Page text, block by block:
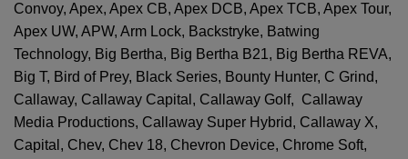
Convoy, Apex, Apex CB, Apex DCB, Apex TCB, Apex Tour,
Apex UW, APW, Arm Lock, Backstryke, Batwing
Technology, Big Bertha, Big Bertha B21, Big Bertha REVA,
Big T, Bird of Prey, Black Series, Bounty Hunter, C Grind,
Callaway, Callaway Capital, Callaway Golf, Callaway
Media Productions, Callaway Super Hybrid, Callaway X,
Capital, Chev, Chev 18, Chevron Device, Chrome Soft,